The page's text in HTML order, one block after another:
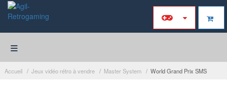
≡
Accueil Jeux vidéo rétro à vendre Master System World Grand Prix SMS